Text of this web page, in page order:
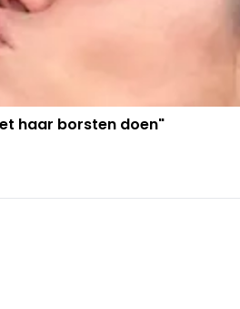
haar borsten doen"